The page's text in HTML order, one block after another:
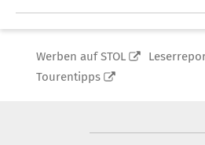
Werben auf STOL
Tourentipps